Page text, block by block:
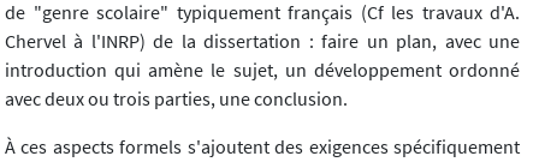
de "genre scolaire" typiquement français (Cf les travaux d'A.
Chervel à l'INRP) de la dissertation : faire un plan, avec une
introduction qui amène le sujet, un développement ordonné
avec deux ou trois parties, une conclusion.
À ces aspects formels s'ajoutent des exigences spécifiquement